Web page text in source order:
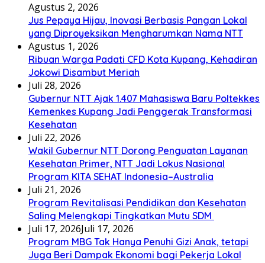
Agustus 2, 2026
Jus Pepaya Hijau, Inovasi Berbasis Pangan Lokal
yang Diproyeksikan Mengharumkan Nama NTT
Agustus 1, 2026
Ribuan Warga Padati CFD Kota Kupang, Kehadiran
Jokowi Disambut Meriah
Juli 28, 2026
Gubernur NTT Ajak 1.407 Mahasiswa Baru Poltekkes
Kemenkes Kupang Jadi Penggerak Transformasi
Kesehatan
Juli 22, 2026
Wakil Gubernur NTT Dorong Penguatan Layanan
Kesehatan Primer, NTT Jadi Lokus Nasional
Program KITA SEHAT Indonesia–Australia
Juli 21, 2026
Program Revitalisasi Pendidikan dan Kesehatan
Saling Melengkapi Tingkatkan Mutu SDM
Juli 17, 2026Juli 17, 2026
Program MBG Tak Hanya Penuhi Gizi Anak, tetapi
Juga Beri Dampak Ekonomi bagi Pekerja Lokal